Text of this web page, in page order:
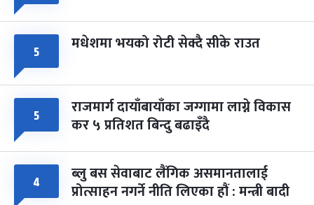
५ मधेशमा भयको रोटी सेक्दै सीके राउत
५ राजमार्ग दायाँबायाँका जग्गामा लाग्ने विकास
कर ५ प्रतिशत बिन्दु बढाइँदै
४ ब्लु बस सेवाबाट लैंगिक असमानतालाई
प्रोत्साहन नगर्ने नीति लिएका हौं : मन्त्री बादी